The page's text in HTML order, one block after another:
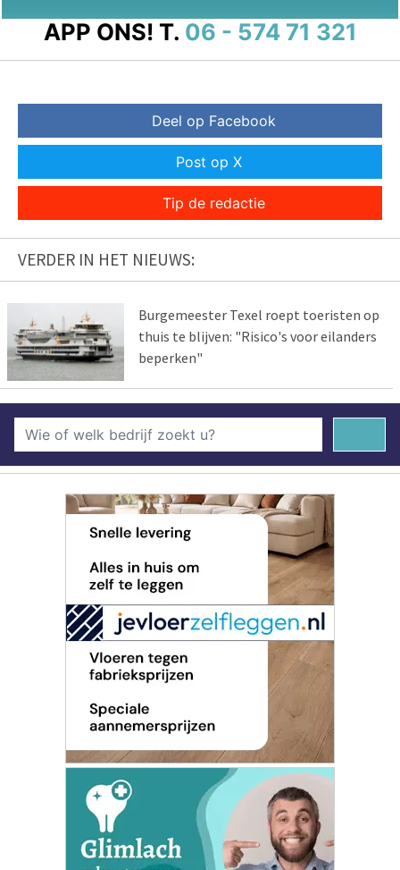
APP ONS! T. 06 - 574 71 321
Deel op Facebook
Post op X
Tip de redactie
VERDER IN HET NIEUWS:
Burgemeester Texel roept toeristen op
thuis te blijven: "Risico's voor eilanders
beperken"